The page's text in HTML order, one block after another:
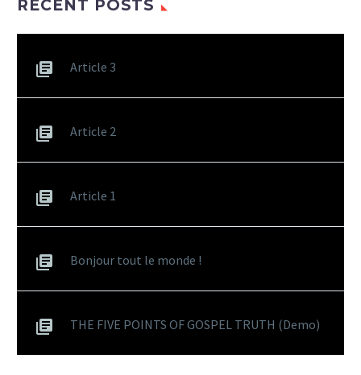
RECENT POSTS
Article 3
Article 2
Article 1
Bonjour tout le monde !
THE FIVE POINTS OF GOSPEL TRUTH (Demo)